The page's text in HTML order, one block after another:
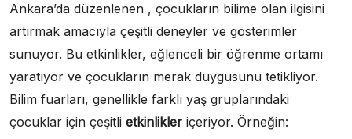
Ankara’da düzenlenen , çocukların bilime olan ilgisini
artırmak amacıyla çeşitli deneyler ve gösterimler
sunuyor. Bu etkinlikler, eğlenceli bir öğrenme ortamı
yaratıyor ve çocukların merak duygusunu tetikliyor.
Bilim fuarları, genellikle farklı yaş gruplarındaki
çocuklar için çeşitli etkinlikler içeriyor. Örneğin: